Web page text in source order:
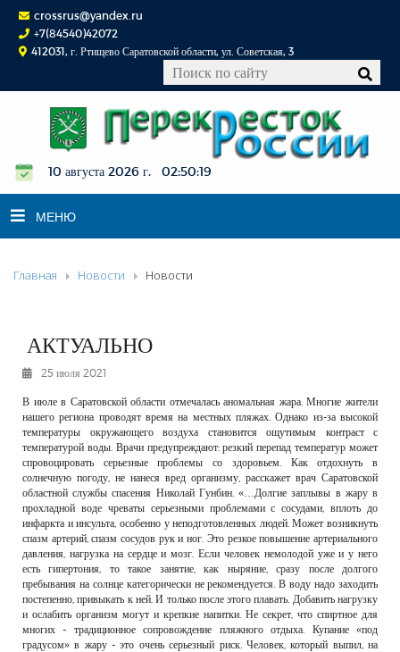
crossrus@yandex.ru
+7(84540)42072
412031, г. Ртищево Саратовской области, ул. Советская, 3
10 августа 2026 г. 02:50:20
МЕНЮ
НОВОСТИ
К СВЕДЕНИЮ
РЕКЛАМОДАТЕЛЯМ
ОБЪЯВЛЕНИЯ
КОНТАКТЫ
Главная Новости Новости
АКТУАЛЬНО
25 июля 2021
В июле в Саратовской области отмечалась аномальная жара. Многие жители
нашего региона проводят время на местных пляжах. Однако из-за высокой
температуры окружающего воздуха становится ощутимым контраст с
температурой воды. Врачи предупреждают: резкий перепад температур может
спровоцировать серьезные проблемы со здоровьем. Как отдохнуть в
солнечную погоду, не нанеся вред организму, расскажет врач Саратовской
областной службы спасения Николай Гунбин. «…Долгие заплывы в жару в
прохладной воде чреваты серьезными проблемами с сосудами, вплоть до
инфаркта и инсульта, особенно у неподготовленных людей. Может возникнуть
спазм артерий, спазм сосудов рук и ног. Это резкое повышение артериального
давления, нагрузка на сердце и мозг. Если человек немолодой уже и у него
есть гипертония, то такое занятие, как ныряние, сразу после долгого
пребывания на солнце категорически не рекомендуется. В воду надо заходить
постепенно, привыкать к ней. И только после этого плавать. Добавить нагрузку
и ослабить организм могут и крепкие напитки. Не секрет, что спиртное для
многих - традиционное сопровождение пляжного отдыха. Купание «под
градусом» в жару - это очень серьезный риск. Человек, который выпил, на